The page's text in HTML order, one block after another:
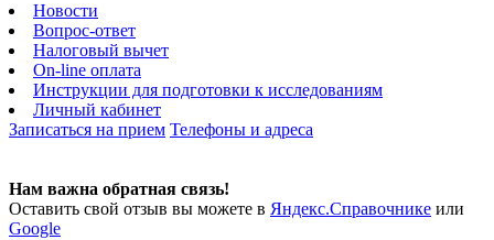
Новости
Вопрос-ответ
Налоговый вычет
On-line оплата
Инструкции для подготовки к исследованиям
Личный кабинет
Записаться на прием Телефоны и адреса
Нам важна обратная связь!
Оставить свой отзыв вы можете в Яндекс.Справочнике или
Google